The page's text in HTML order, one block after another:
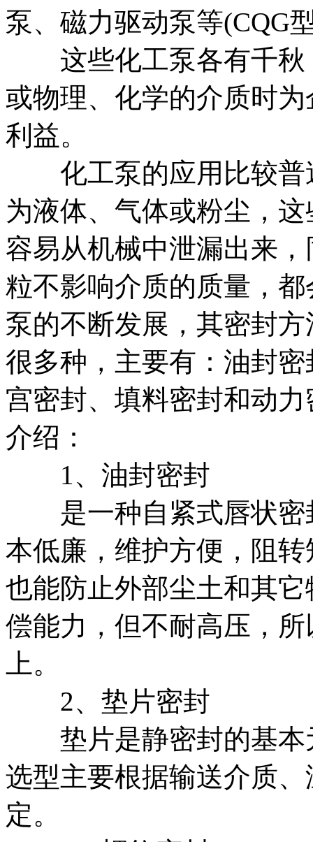
泵、磁力驱动泵等(CQG
这些化工泵各有千秋
或物理、化学的介质时
利益。
化工泵的应用比较普
为液体、气体或粉尘，
容易从机械中泄漏出来
粒不影响介质的质量，
泵的不断发展，其密封
很多种，主要有：油封
宫密封、填料密封和动
介绍：
1、油封密封
是一种自紧式唇状密
本低廉，维护方便，阻
也能防止外部尘土和其
偿能力，但不耐高压，
上。
2、垫片密封
垫片是静密封的基本
选型主要根据输送介质
定。